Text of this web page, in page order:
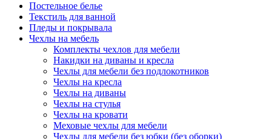
Постельное белье
Текстиль для ванной
Пледы и покрывала
Чехлы на мебель
Комплекты чехлов для мебели
Накидки на диваны и кресла
Чехлы для мебели без подлокотников
Чехлы на кресла
Чехлы на диваны
Чехлы на стулья
Чехлы на кровати
Меховые чехлы для мебели
Чехлы для мебели без юбки (без оборки)